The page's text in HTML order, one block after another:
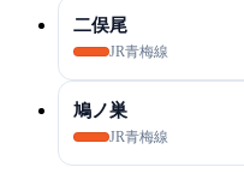
二俣尾
JR青梅線
鳩ノ巣
JR青梅線